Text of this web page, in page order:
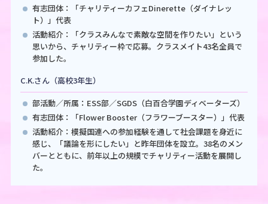
有志団体：「チャリティーカフェDinerette（ダイナレッ
ト）」代表
活動紹介：「クラスみんなで素敵な空間を作りたい」という
思いから、チャリティー枠で応募。クラスメイト43名全員で
参加した。
C.K.さん（高校3年生）
部活動／所属：ESS部／SGDS（白百合学園ディベーターズ）
有志団体：「Flower Booster（フラワーブースター）」代表
活動紹介：模擬国連への参加経験を通して社会課題を身近に
感じ、「議論を形にしたい」と昨年団体を設立。38名のメン
バーとともに、前年以上の規模でチャリティー活動を展開し
た。